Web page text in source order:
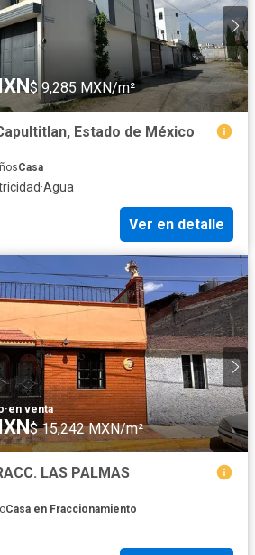
$ 9,285 MXN/m²
Estado de México
Casa
·Agua
Ver en detalle
·en venta
$ 15,242 MXN/m²
LAS PALMAS
Casa en Fraccionamiento